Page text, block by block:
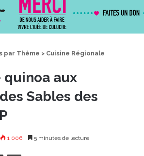
par Thème > Cuisine Régionale
quinoa aux
Sables des
1 006 5 minutes de lecture